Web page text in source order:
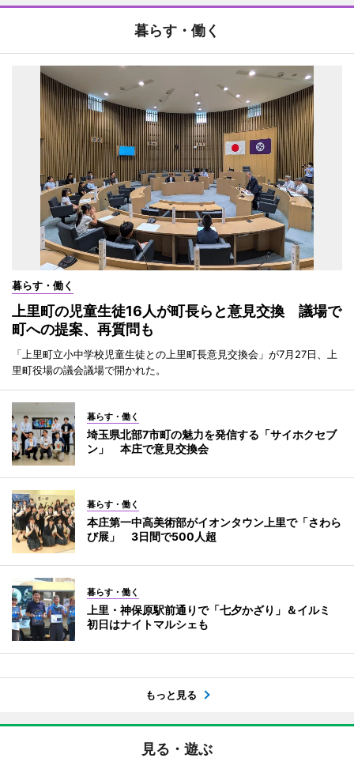
暮らす・働く
暮らす・働く
上里町の児童生徒16人が町長らと意見交換 議場で
町への提案、再質問も
「上里町立小中学校児童生徒との上里町長意見交換会」が7月27日、上
里町役場の議会議場で開かれた。
暮らす・働く
埼玉県北部7市町の魅力を発信する「サイホクセブ
ン」 本庄で意見交換会
暮らす・働く
本庄第一中高美術部がイオンタウン上里で「さわら
び展」 3日間で500人超
暮らす・働く
上里・神保原駅前通りで「七夕かざり」＆イルミ
初日はナイトマルシェも
もっと見る
見る・遊ぶ